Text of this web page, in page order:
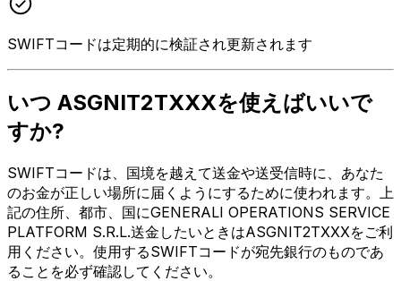
SWIFTコードは定期的に検証され更新されます
いつ ASGNIT2TXXXを使えばいいで
すか?
SWIFTコードは、国境を越えて送金や送受信時に、あなた
のお金が正しい場所に届くようにするために使われます。上
記の住所、都市、国にGENERALI OPERATIONS SERVICE
PLATFORM S.R.L.送金したいときはASGNIT2TXXXをご利
用ください。使用するSWIFTコードが宛先銀行のものであ
ることを必ず確認してください。